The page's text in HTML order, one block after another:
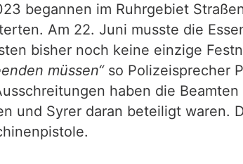
begannen im Ruhrgebiet
Am 22. Juni musste die
bisher noch keine einzige
müssen“so Polizeisprecher
haben die
und Syrer daran beteiligt